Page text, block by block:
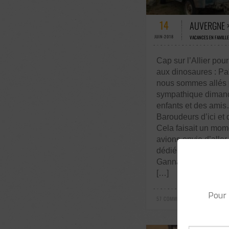
57
14
JUIN-2018
AUVERGNE
VACANCES EN
Cap sur l’Allier
aux dinosaures :
nous sommes allés
sympathique
enfants et des
Baroudeurs d’ici et
Cela faisait un
avions envie
dédié à la
Gannat, chez nos
[…]
57 COMMENTAIRES / 1 VOTES